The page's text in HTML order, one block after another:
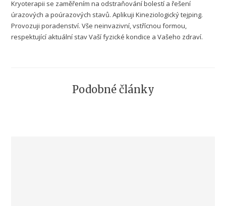
Kryoterapii se zaměřením na odstraňování bolestí a řešení
úrazových a poúrazových stavů. Aplikuji Kineziologický tejping.
Provozuji poradenství. Vše neinvazivní, vstřícnou formou,
respektující aktuální stav Vaší fyzické kondice a Vašeho zdraví.
Podobné články